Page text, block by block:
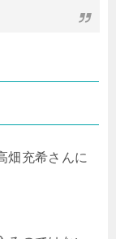
畑充希さんに